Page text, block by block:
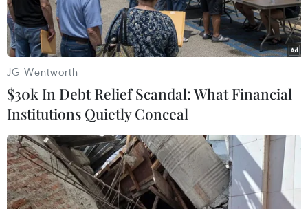
Vợ chồng Chelsea Clinton hạnh phúc bên con gái mới chào đời.
(Nguồn: Clinton)
Thứ Bảy vừa qua, Chelsea Clinton - con gái của
JG Wentworth
$30k In Debt Relief Scandal: What Financial
Institutions Quietly Conceal